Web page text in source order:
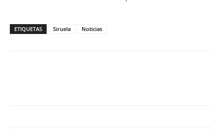
ETIQUETAS Siruela Noticias